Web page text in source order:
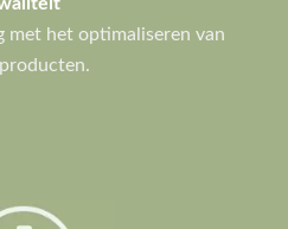
met het optimaliseren van